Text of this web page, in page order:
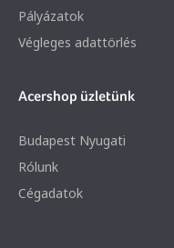
Pályázatok
Végleges adattörlés
Acershop üzletünk
Budapest Nyugati
Rólunk
Cégadatok